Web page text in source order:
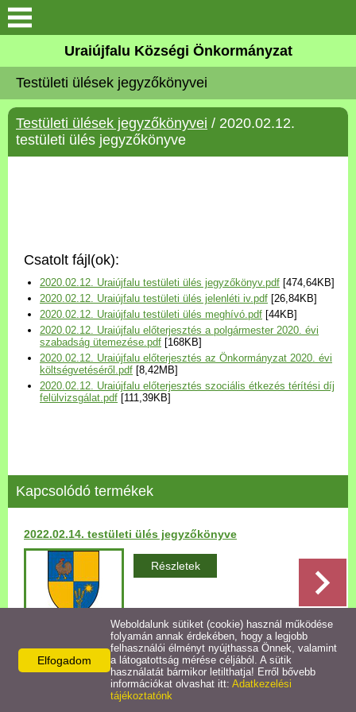
Köszöntő
Elérhetőségek
Uraiújfalu
Választási információk
Versenyképes Járások
Program
Települési Arculati
Kézikönyv
Bezerédj Amália Óvoda
Egyéb intézmények
Egyéb szolgáltatások
Egészségügyi ellátás
Uraiújfalu Sportegyesület
Uraiújfalu Községi Önkormányzat
Testületi ülések jegyzőkönyvei
Testületi ülések jegyzőkönyvei / 2020.02.12.
testületi ülés jegyzőkönyve
Csatolt fájl(ok):
2020.02.12. Uraiújfalu testületi ülés jegyzőkönyv.pdf [474,64KB]
2020.02.12. Uraiújfalu testületi ülés jelenléti iv.pdf [26,84KB]
2020.02.12. Uraiújfalu testületi ülés meghívó.pdf [44KB]
2020.02.12. Uraiújfalu előterjesztés a polgármester 2020. évi
szabadság ütemezése.pdf [168KB]
2020.02.12. Uraiújfalu előterjesztés az Önkormányzat 2020. évi
költségvetéséről.pdf [8,42MB]
2020.02.12. Uraiújfalu előterjesztés szociális étkezés térítési díj
felülvizsgálat.pdf [111,39KB]
Kapcsolódó termékek
2022.02.14. testületi ülés jegyzőkönyve
Részletek
Vissza az előző oldalra!
Elfogadom
Weboldalunk sütiket (cookie) használ működése
folyamán annak érdekében, hogy a legjobb
felhasználói élményt nyújthassa Önnek, valamint
a látogatottság mérése céljából. A sütik
használatát bármikor letilthatja! Erről bővebb
információkat olvashat itt: Adatkezelési
tájékoztatónk